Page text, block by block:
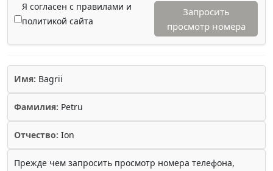
Я согласен с правилами и
политикой сайта
Запросить
просмотр номера
Имя: Bagrii
Фамилия: Petru
Отчество: Ion
Прежде чем запросить просмотр номера телефона,